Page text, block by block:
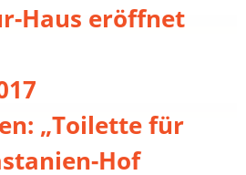
Haus eröffnet
„Toilette für
Hof